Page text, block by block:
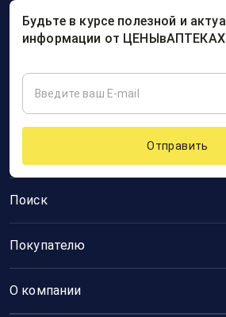
Поиск
Покупателю
О компании
Будьте в курсе полезной и
информации от ЦЕНЫвАПТЕКАХ
Отправить